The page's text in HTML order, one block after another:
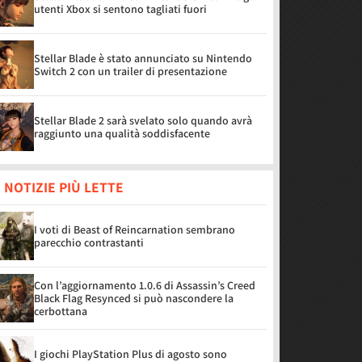
utenti Xbox si sentono tagliati fuori
Stellar Blade è stato annunciato su Nintendo
Switch 2 con un trailer di presentazione
Stellar Blade 2 sarà svelato solo quando avrà
raggiunto una qualità soddisfacente
NOTIZIE PIÙ LETTE
I voti di Beast of Reincarnation sembrano
parecchio contrastanti
Con l’aggiornamento 1.0.6 di Assassin’s Creed
Black Flag Resynced si può nascondere la
cerbottana
I giochi PlayStation Plus di agosto sono